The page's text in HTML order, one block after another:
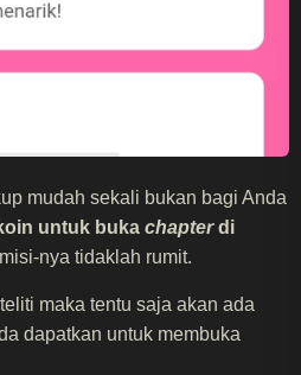
mudah sekali bukan bagi Anda
untuk buka chapterdi
nya tidaklah rumit.
maka tentu saja akan ada
dapatkan untuk membuka